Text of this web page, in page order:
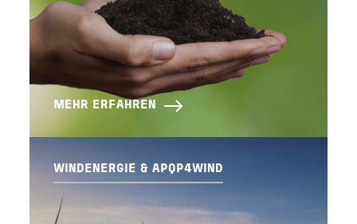
MEHR ERFAHREN
WINDENERGIE & APQP4WIND